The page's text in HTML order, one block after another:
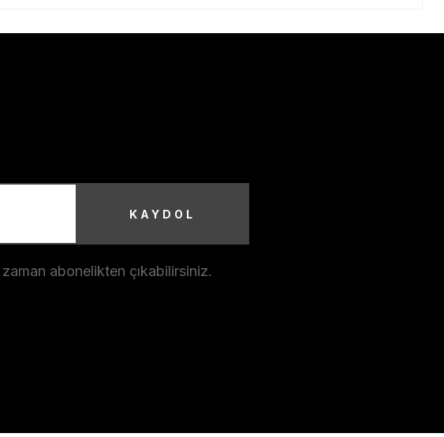
KAYDOL
abonelikten çıkabilirsiniz.